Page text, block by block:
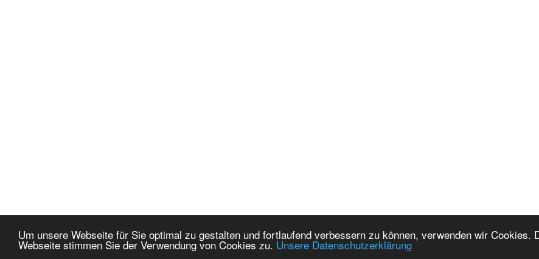
Um unsere Webseite für Sie optimal zu gestalten und fortlaufend verbessern zu können, verwenden wir Cookies.
Webseite stimmen Sie der Verwendung von Cookies zu. Unsere Datenschutzerklärung
Joomla Extensions